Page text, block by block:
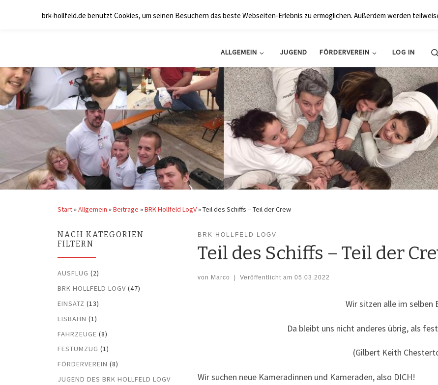
Zum Inhalt springen BRK Hollfeld LogV
ALLGEMEIN JUGEND FÖRDERVEREIN LOG IN
Start»Allgemein »Beiträge »BRK Hollfeld LogV»Teil des Schiffs – Teil der Crew
BRK HOLLFELD LOGV
Teil des Schiffs – Teil der
von Marco Veröffentlicht am 05.03.2022
Wir sit­zen alle im sel­ben
Da bleibt uns nicht ande­res übrig, als
(Gil­bert Keith
Wir suchen neue Kame­ra­din­nen und Kame­ra­den, also DICH!
NACH KATEGORIEN
FILTERN
AUSFLUG (2)
BRK HOLLFELD LOGV (47)
EINSATZ (13)
EISBAHN (1)
FAHRZEUGE (8)
FESTUMZUG (1)
FÖRDERVEREIN (8)
JUGEND DES BRK HOLLFELD LOGV
brk-hollfeld.de benutzt Cookies, um seinen Besuchern das beste Webseiten-Erlebnis zu ermöglichen. Außerdem werden